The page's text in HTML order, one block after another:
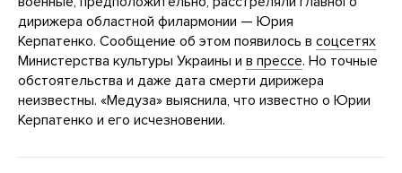
дирижера областной филармонии — Юрия
Керпатенко. Сообщение об этом появилось в соцсетях
Министерства культуры Украины и в прессе. Но точные
обстоятельства и даже дата смерти дирижера
неизвестны. «Медуза» выяснила, что известно о Юрии
Керпатенко и его исчезновении.